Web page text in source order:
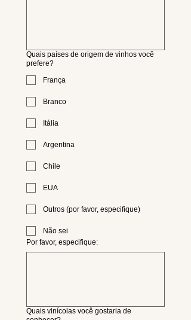
Quais países de origem de vinhos você
prefere?
França
Branco
Itália
Argentina
Chile
EUA
Outros (por favor, especifique)
Não sei
Por favor, especifique:
Quais vinícolas você gostaria de